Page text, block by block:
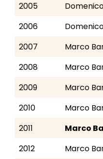
2005
2006
2007
Marco
2008
Marco
2009
Marco
2010
Marco
2011
Marco
2012
Marco